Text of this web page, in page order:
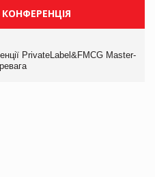
PrivateLabel&FMCG Master-